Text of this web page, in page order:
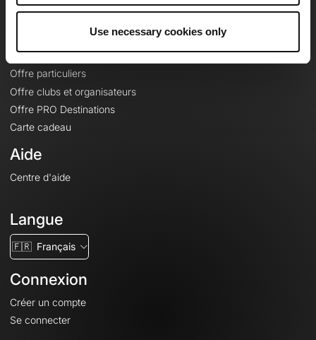
Use necessary cookies only
Offres
Fonds de cartes topographiques
Fonctionnalités
Offre particuliers
Offre clubs et organisateurs
Offre PRO Destinations
Carte cadeau
Aide
Centre d'aide
Langue
🇫🇷 Français
Connexion
Créer un compte
Se connecter